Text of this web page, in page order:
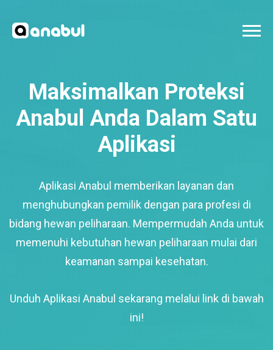
Maksimalkan Proteksi
Anabul Anda Dalam Satu
Aplikasi
Aplikasi Anabul memberikan layanan dan
menghubungkan pemilik dengan para profesi di
bidang hewan peliharaan. Mempermudah Anda untuk
memenuhi kebutuhan hewan peliharaan mulai dari
keamanan sampai kesehatan.
Unduh Aplikasi Anabul sekarang melalui link di bawah
ini!